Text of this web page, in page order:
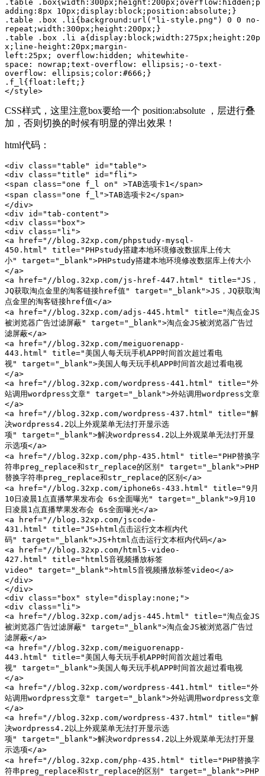
.table .box{width:300px;height:200px;overflow:hidden;p
adding:8px 10px;display:block;position:absolute;}
.table .box .li{background:url("li-style.png") 0 0 no-
repeat;width:300px;height:200px;}
.table .box .li a{display:block;width:275px;height:20p
x;line-height:20px;margin-
left:25px; overflow:hidden; whitewhite-
space: nowrap;text-overflow: ellipsis;-o-text-
overflow: ellipsis;color:#666;}
.f_l{float:left;}
</style>
CSS样式，这里注意box要给一个 position:absolute ，层进行叠
加，否则切换的时候有明显的弹出效果！
html代码：
<div class="table" id="table">
<div class="title" id="fli">
<span class="one f_l on" >TAB选项卡1</span>
<span class="one f_l">TAB选项卡2</span>
</div>
<div id="tab-content">
<div class="box">
<div class="li">
<a href="//blog.32xp.com/phpstudy-mysql-
450.html" title="PHPstudy搭建本地环境修改数据库上传大
小" target="_blank">PHPstudy搭建本地环境修改数据库上传大小
</a>
<a href="//blog.32xp.com/js-href-447.html" title="JS，
JQ获取淘点金里的淘客链接href值" target="_blank">JS，JQ获取淘
点金里的淘客链接href值</a>
<a href="//blog.32xp.com/adjs-445.html" title="淘点金JS
被浏览器广告过滤屏蔽" target="_blank">淘点金JS被浏览器广告过
滤屏蔽</a>
<a href="//blog.32xp.com/meiguorenapp-
443.html" title="美国人每天玩手机APP时间首次超过看电
视" target="_blank">美国人每天玩手机APP时间首次超过看电视
</a>
<a href="//blog.32xp.com/wordpress-441.html" title="外
站调用wordpress文章" target="_blank">外站调用wordpress文章
</a>
<a href="//blog.32xp.com/wordpress-437.html" title="解
决wordpress4.2以上外观菜单无法打开显示选
项" target="_blank">解决wordpress4.2以上外观菜单无法打开显
示选项</a>
<a href="//blog.32xp.com/php-435.html" title="PHP替换字
符串preg_replace和str_replace的区别" target="_blank">PHP
替换字符串preg_replace和str_replace的区别</a>
<a href="//blog.32xp.com/iphone6s-433.html" title="9月
10日凌晨1点直播苹果发布会 6s全面曝光" target="_blank">9月10
日凌晨1点直播苹果发布会 6s全面曝光</a>
<a href="//blog.32xp.com/jscode-
431.html" title="JS+html点击运行文本框内代
码" target="_blank">JS+html点击运行文本框内代码</a>
<a href="//blog.32xp.com/html5-video-
427.html" title="html5音视频播放标签
video" target="_blank">html5音视频播放标签video</a>
</div>
</div>
<div class="box" style="display:none;">
<div class="li">
<a href="//blog.32xp.com/adjs-445.html" title="淘点金JS
被浏览器广告过滤屏蔽" target="_blank">淘点金JS被浏览器广告过
滤屏蔽</a>
<a href="//blog.32xp.com/meiguorenapp-
443.html" title="美国人每天玩手机APP时间首次超过看电
视" target="_blank">美国人每天玩手机APP时间首次超过看电视
</a>
<a href="//blog.32xp.com/wordpress-441.html" title="外
站调用wordpress文章" target="_blank">外站调用wordpress文章
</a>
<a href="//blog.32xp.com/wordpress-437.html" title="解
决wordpress4.2以上外观菜单无法打开显示选
项" target="_blank">解决wordpress4.2以上外观菜单无法打开显
示选项</a>
<a href="//blog.32xp.com/php-435.html" title="PHP替换字
符串preg_replace和str_replace的区别" target="_blank">PHP